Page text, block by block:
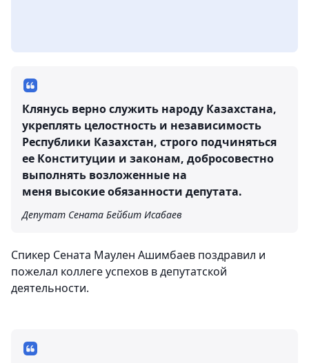
Клянусь верно служить народу Казахстана,
укреплять целостность и независимость
Республики Казахстан, строго подчиняться
ее Конституции и законам, добросовестно
выполнять возложенные на
меня высокие обязанности депутата.
Депутат Сената Бейбит Исабаев
Спикер Сената Маулен Ашимбаев поздравил и
пожелал коллеге успехов в депутатской
деятельности.